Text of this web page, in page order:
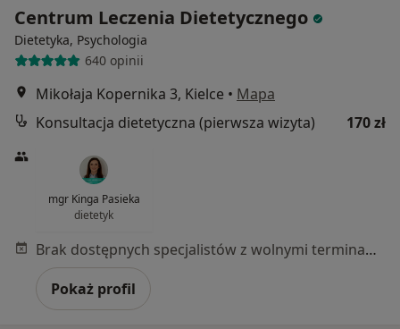
Centrum Leczenia Dietetycznego
Dietetyka, Psychologia
640 opinii
Mikołaja Kopernika 3, Kielce • Mapa
Konsultacja dietetyczna (pierwsza wizyta)
170 zł
mgr Kinga Pasieka
dietetyk
Brak dostępnych specjalistów z wolnymi terminami w tym centrum medycznym.
Pokaż profil